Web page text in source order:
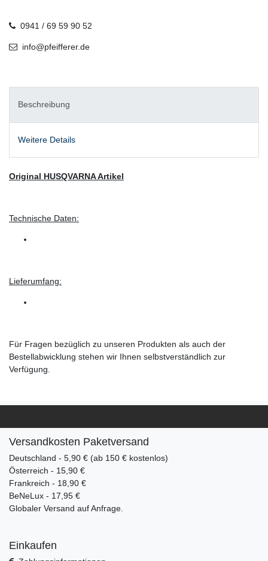
0941 / 69 59 90 52
info@pfeifferer.de
Beschreibung
Weitere Details
Original HUSQVARNA Artikel
Technische Daten:
Lieferumfang:
Für Fragen bezüglich zu unseren Produkten als auch der
Bestellabwicklung stehen wir Ihnen selbstverständlich zur
Verfügung.
Versandkosten Paketversand
Deutschland - 5,90 € (ab 150 € kostenlos)
Österreich - 15,90 €
Frankreich - 18,90 €
BeNeLux - 17,95 €
Globaler Versand auf Anfrage.
Einkaufen